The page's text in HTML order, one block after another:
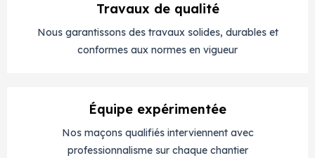
Travaux de qualité
Nous garantissons des travaux solides, durables et
conformes aux normes en vigueur
Équipe expérimentée
Nos maçons qualifiés interviennent avec
professionnalisme sur chaque chantier